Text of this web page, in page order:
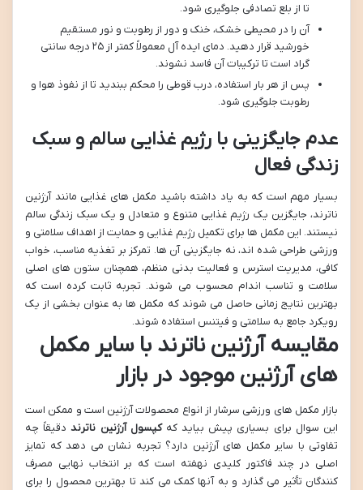
تا از بلع تصادفی جلوگیری شود.
آن را در محیطی خشک، خنک و دور از رطوبت و نور مستقیم
خورشید قرار دهید. دمای ایده آل معمولاً کمتر از ۲۵ درجه سانتی
گراد است تا ترکیبات آن فاسد نشوند.
پس از هر بار استفاده، درب قوطی را محکم ببندید تا از نفوذ هوا و
رطوبت جلوگیری شود.
عدم جایگزینی با رژیم غذایی سالم و سبک
زندگی فعال
بسیار مهم است که به یاد داشته باشید مکمل های غذایی مانند آرژنین
ناترند، جایگزین یک رژیم غذایی متنوع و متعادل و یک سبک زندگی سالم
نیستند. این مکمل ها برای تکمیل رژیم غذایی و حمایت از اهداف سلامتی و
ورزشی طراحی شده اند، نه جایگزینی آن ها. تمرکز بر تغذیه مناسب، خواب
کافی، مدیریت استرس و فعالیت بدنی منظم، همچنان ستون های اصلی
سلامت و تناسب اندام محسوب می شوند. تجربه ثابت کرده است که
بهترین نتایج زمانی حاصل می شوند که مکمل ها به عنوان بخشی از یک
رویکرد جامع به سلامتی و فیتنس استفاده شوند.
مقایسه آرژنین ناترند با سایر مکمل
های آرژنین موجود در بازار
بازار مکمل های ورزشی سرشار از انواع محصولات آرژنین است و ممکن است
این سوال برای بسیاری پیش بیاید کهکپسول آرژنین ناترنددقیقاً چه
تفاوتی با سایر مکمل های آرژنین دارد؟ تجربه نشان می دهد که تمایز
اصلی در چند فاکتور کلیدی نهفته است که بر انتخاب نهایی مصرف
کنندگان تأثیر می گذارد و به آنها کمک می کند تا بهترین محصول را برای